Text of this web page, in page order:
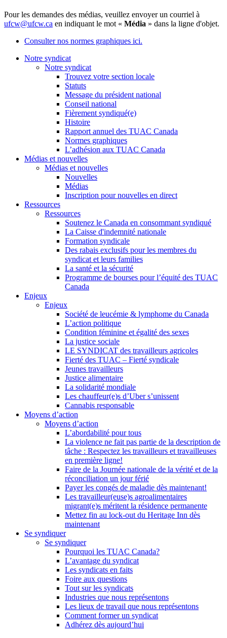
Pour les demandes des médias, veuillez envoyer un courriel à
ufcw@ufcw.ca en indiquant le mot « Média » dans la ligne d'objet.
Consulter nos normes graphiques ici.
Notre syndicat
Notre syndicat
Trouvez votre section locale
Statuts
Message du président national
Conseil national
Fièrement syndiqué(e)
Histoire
Rapport annuel des TUAC Canada
Normes graphiques
L’adhésion aux TUAC Canada
Médias et nouvelles
Médias et nouvelles
Nouvelles
Médias
Inscription pour nouvelles en direct
Ressources
Ressources
Soutenez le Canada en consommant syndiqué
La Caisse d'indemnité nationale
Formation syndicale
Des rabais exclusifs pour les membres du
syndicat et leurs families
La santé et la sécurité
Programme de bourses pour l’équité des TUAC
Canada
Enjeux
Enjeux
Société de leucémie & lymphome du Canada
L’action politique
Condition féminine et égalité des sexes
La justice sociale
LE SYNDICAT des travailleurs agricoles
Fierté des TUAC – Fierté syndicale
Jeunes travailleurs
Justice alimentaire
La solidarité mondiale
Les chauffeur(e)s d’Uber s’unissent
Cannabis responsable
Moyens d’action
Moyens d’action
L’abordabilité pour tous
La violence ne fait pas partie de la description de
tâche : Respectez les travailleurs et travailleuses
en première ligne!
Faire de la Journée nationale de la vérité et de la
réconciliation un jour férié
Payer les congés de maladie dès maintenant!
Les travailleur(euse)s agroalimentaires
migrant(e)s méritent la résidence permanente
Mettez fin au lock-out du Heritage Inn dès
maintenant
Se syndiquer
Se syndiquer
Pourquoi les TUAC Canada?
L’avantage du syndicat
Les syndicats en faits
Foire aux questions
Tout sur les syndicats
Industries que nous représentons
Les lieux de travail que nous représentons
Comment former un syndicat
Adhérez dès aujourd’hui